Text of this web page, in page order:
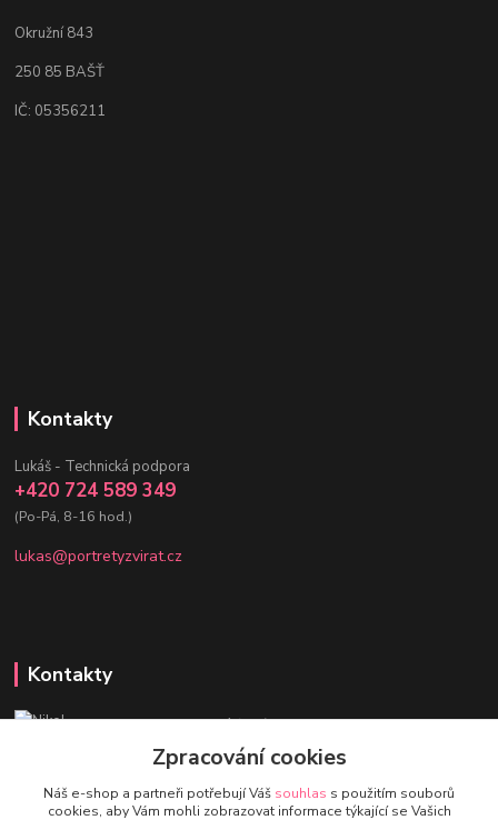
Okružní 843
250 85 BAŠŤ
IČ: 05356211
Kontakty
Lukáš - Technická podpora
+420 724 589 349
(Po-Pá, 8-16 hod.)
lukas@portretyzvirat.cz
Kontakty
Nikol - Srdce Portrétů zvířat
+420 736 432 678
(Po-Pá, 8-16 hod.)
Zpracování cookies
Náš e-shop a partneři potřebují Váš souhlas s použitím souborů
cookies, aby Vám mohli zobrazovat informace týkající se Vašich